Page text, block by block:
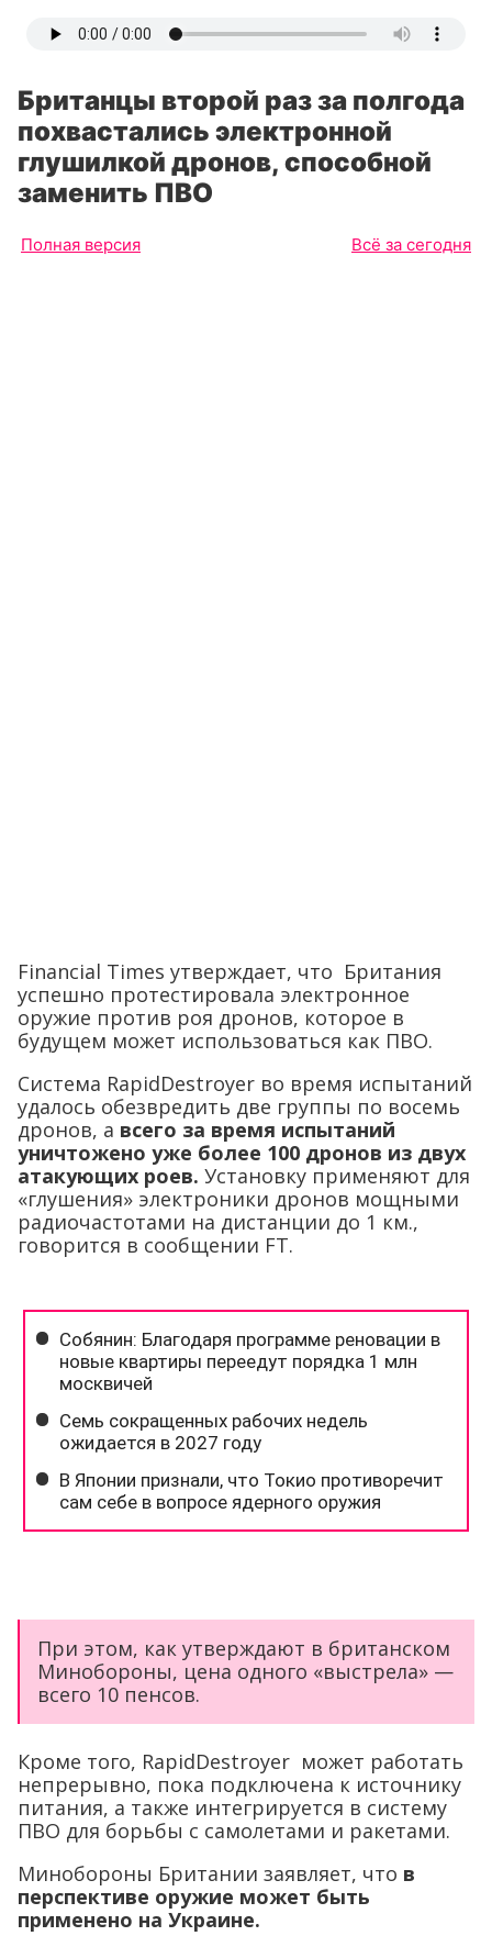
Британцы второй раз за полгода
похвастались электронной
глушилкой дронов, способной
заменить ПВО
Полная версия Всё за сегодня
Financial Times утверждает, что Британия
успешно протестировала электронное
оружие против роя дронов, которое в
будущем может использоваться как ПВО.
Система RapidDestroyer во время испытаний
удалось обезвредить две группы по восемь
дронов, а всего за время испытаний
уничтожено уже более 100 дронов из двух
атакующих роев. Установку применяют для
«глушения» электроники дронов мощными
радиочастотами на дистанции до 1 км.,
говорится в сообщении FT.
При этом, как утверждают в британском
Минобороны, цена одного «выстрела» —
всего 10 пенсов.
Кроме того, RapidDestroyer может работать
непрерывно, пока подключена к источнику
питания, а также интегрируется в систему
ПВО для борьбы с самолетами и ракетами.
Минобороны Британии заявляет, что в
перспективе оружие может быть
применено на Украине.